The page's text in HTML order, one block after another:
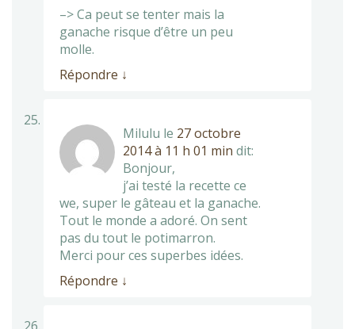
–> Ca peut se tenter mais la
ganache risque d’être un peu
molle.
Répondre ↓
Milulu le 27 octobre
2014 à 11 h 01 min dit:
Bonjour,
j’ai testé la recette ce
we, super le gâteau et la ganache.
Tout le monde a adoré. On sent
pas du tout le potimarron.
Merci pour ces superbes idées.
Répondre ↓